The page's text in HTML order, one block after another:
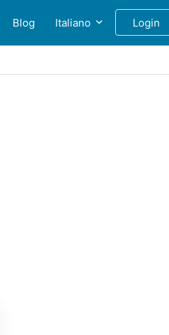
Blog Italiano Login